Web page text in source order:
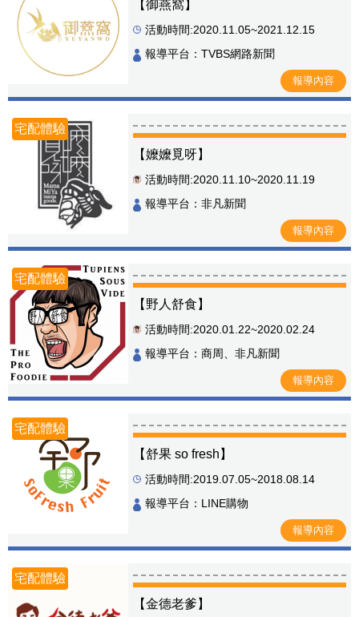
【御燕窩】
活動時間:2020.11.05~2021.12.15
報導平台：TVBS網路新聞
報導內容
宅配體驗
【嬤嬤覓呀】
活動時間:2020.11.10~2020.11.19
報導平台：非凡新聞
報導內容
宅配體驗
【野人舒食】
活動時間:2020.01.22~2020.02.24
報導平台：商周、非凡新聞
報導內容
宅配體驗
【舒果 so fresh】
活動時間:2019.07.05~2018.08.14
報導平台：LINE購物
報導內容
宅配體驗
【金德老爹】